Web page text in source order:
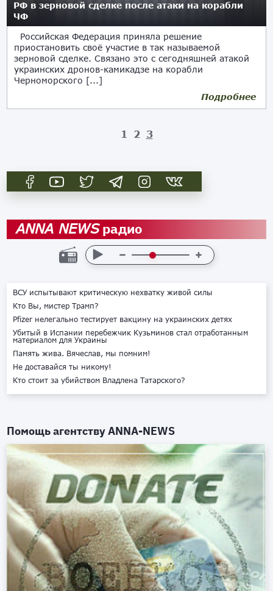
РФ в зерновой сделке после атаки на корабли
ЧФ
Российская Федерация приняла решение
приостановить своё участие в так называемой
зерновой сделке. Связано это с сегодняшней атакой
украинских дронов-камикадзе на корабли
Черноморского [...]
Подробнее
1 2 3
ANNA NEWSрадио
ВСУ испытывают критическую нехватку живой силы
Кто Вы, мистер Трамп?
Pfizer нелегально тестирует вакцину на украинских детях
Убитый в Испании перебежчик Кузьминов стал отработанным
материалом для Украины
Память жива. Вячеслав, мы помним!
Не доставайся ты никому!
Кто стоит за убийством Владлена Татарского?
Помощь агентствуANNA-NEWS